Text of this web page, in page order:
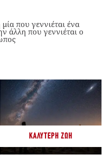
που γεννιέται ένα
άλλη που γεννιέται ο
ΚΑΛΎΤΕΡΗ ΖΩΉ